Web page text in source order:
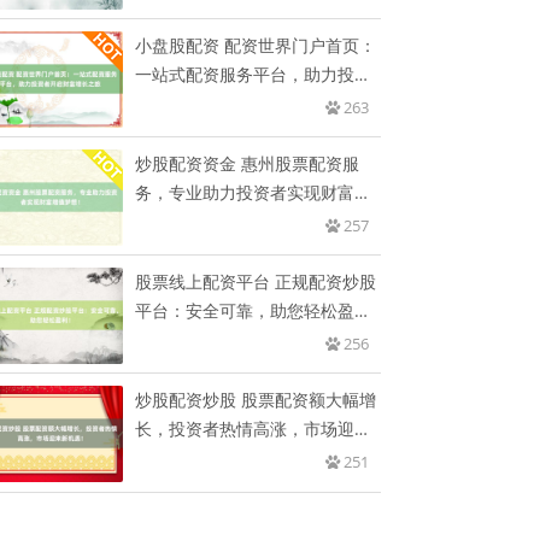
小盘股配资 配资世界门户首页：
一站式配资服务平台，助力投资
263
炒股配资资金 惠州股票配资服
务，专业助力投资者实现财富增
257
股票线上配资平台 正规配资炒股
平台：安全可靠，助您轻松盈
256
炒股配资炒股 股票配资额大幅增
长，投资者热情高涨，市场迎来
251